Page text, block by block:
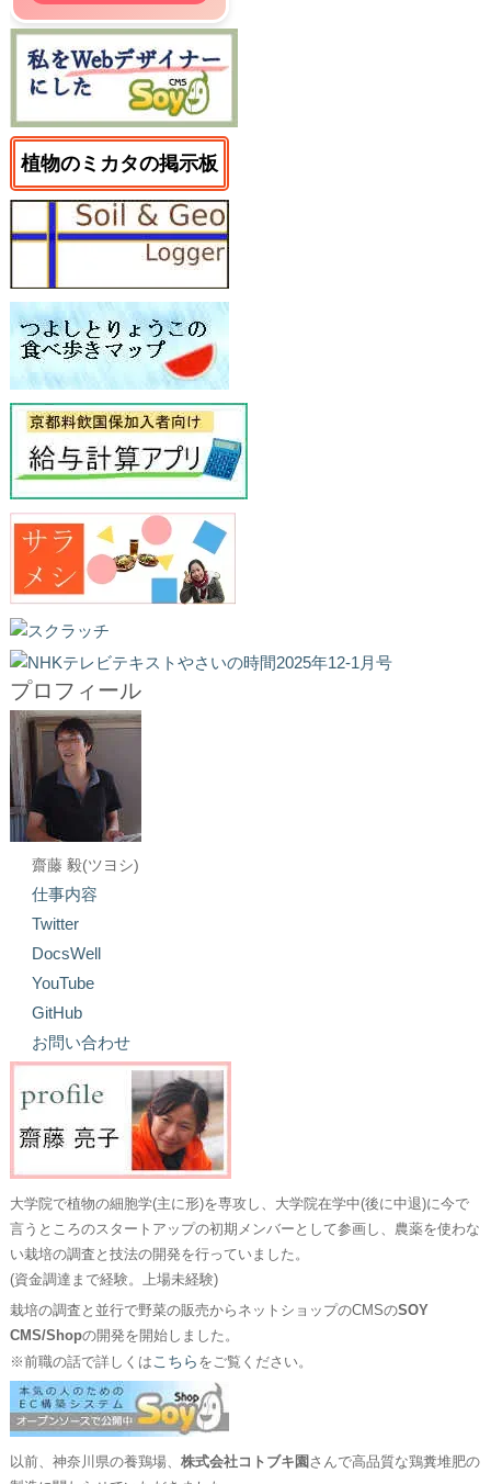
植物のミカタの掲示板
プロフィール
齋藤 毅(ツヨシ)
仕事内容
Twitter
DocsWell
YouTube
GitHub
お問い合わせ
大学院で植物の細胞学(主に形)を専攻し、大学院在学中(後に中退)に今で
言うところのスタートアップの初期メンバーとして参画し、農薬を使わな
い栽培の調査と技法の開発を行っていました。
(資金調達まで経験。上場未経験)
栽培の調査と並行で野菜の販売からネットショップのCMSのSOY
CMS/Shopの開発を開始しました。
※前職の話で詳しくはこちら をご覧ください。
以前、神奈川県の養鶏場、 株式会社コトブキ園 さんで高品質な鶏糞堆肥の